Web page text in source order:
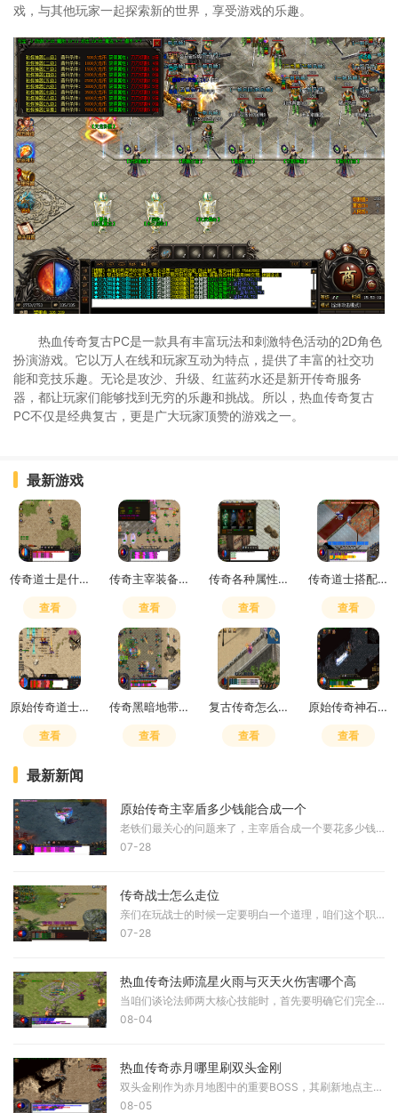
戏，与其他玩家一起探索新的世界，享受游戏的乐趣。
热血传奇复古PC是一款具有丰富玩法和刺激特色活动的2D角色
扮演游戏。它以万人在线和玩家互动为特点，提供了丰富的社交功
能和竞技乐趣。无论是攻沙、升级、红蓝药水还是新开传奇服务
器，都让玩家们能够找到无穷的乐趣和挑战。所以，热血传奇复古
PC不仅是经典复古，更是广大玩家顶赞的游戏之一。
最新游戏
传奇道士是什么符号啊怎么打
查看
传奇主宰装备怎么获得最快
查看
传奇各种属性解析
查看
传奇道士搭配什么职业好
查看
原始传奇道士打架带什么好
查看
传奇黑暗地带怎么去下一层的
查看
复古传奇怎么升武器装备最快
查看
原始传奇神石哪里打
查看
最新新闻
原始传奇主宰盾多少钱能合成一个
老铁们最关心的问题来了，主宰盾合成一个要花多少钱。综合多方面因素来看，合成一个主宰盾的成本大概在两百元左右。这个价格主要是由材料中最贵的主宰残盾决定的，其他材料相
07-28
传奇战士怎么走位
亲们在玩战士的时候一定要明白一个道理，咱们这个职业虽然血厚防高，但要是不会灵活移动，那就很容易变成活靶子。走位可不只是简单地跑来跑去，它关系到你能不能躲开敌人的技
07-28
热血传奇法师流星火雨与灭天火伤害哪个高
当咱们谈论法师两大核心技能时，首先要明确它们完全属于不同攻击类型。流星火雨是范围攻击魔法，对区域内所有目标进行多段打击，而灭天火则是纯粹的单体爆发技能，二者适用场
08-04
热血传奇赤月哪里刷双头金刚
双头金刚作为赤月地图中的重要BOSS，其刷新地点主要集中在恶魔祭坛、宫殿长廊和抉择峡谷这三个区域。这三个地点都是赤月地图中的高级区域，怪物密度较大，环境较为危险。恶魔祭
08-05